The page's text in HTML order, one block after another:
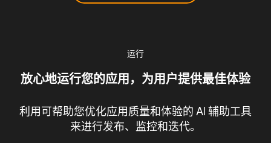
运行
放心地运行您的应用，为用户提供最佳体验
利用可帮助您优化应用质量和体验的 AI 辅助工具
来进行发布、监控和迭代。